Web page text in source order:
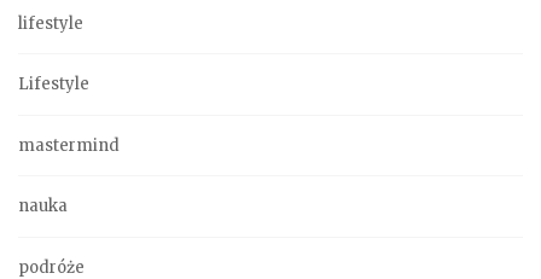
lifestyle
Lifestyle
mastermind
nauka
podróże